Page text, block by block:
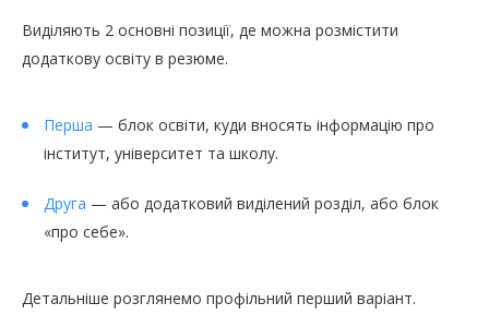
Виділяють 2 основні позиції, де можна розмістити
додаткову освіту в резюме.
Перша — блок освіти, куди вносять інформацію про
інститут, університет та школу.
Друга — або додатковий виділений розділ, або блок
«про себе».
Детальніше розглянемо профільний перший варіант.